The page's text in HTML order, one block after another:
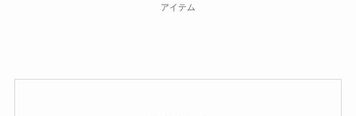
アイテム